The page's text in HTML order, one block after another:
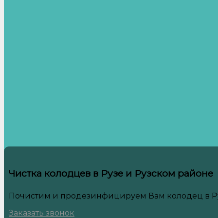
Чистка колодцев в Рузе и Рузском районе
Почистим и продезинфицируем Вам колодец в
Заказать звонок